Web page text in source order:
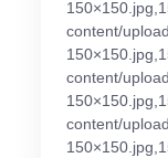
content/
content/
content/